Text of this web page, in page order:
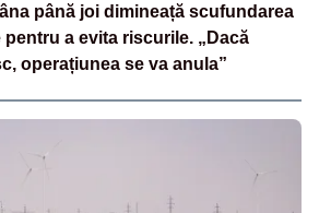
până joi dimineață scufundarea
pentru a evita riscurile. „Dacă
operațiunea se va anula”